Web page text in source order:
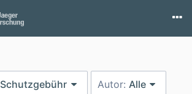
Schutzgebühr Autor: Alle